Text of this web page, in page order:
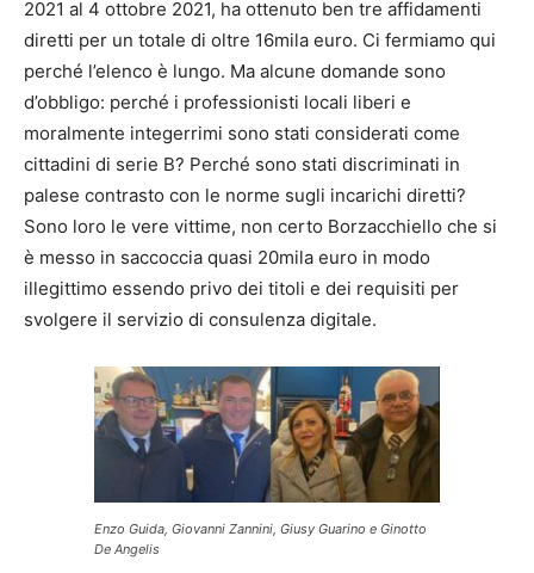
2021 al 4 ottobre 2021, ha ottenuto ben tre affidamenti
diretti per un totale di oltre 16mila euro. Ci fermiamo qui
perché l’elenco è lungo. Ma alcune domande sono
d’obbligo: perché i professionisti locali liberi e
moralmente integerrimi sono stati considerati come
cittadini di serie B? Perché sono stati discriminati in
palese contrasto con le norme sugli incarichi diretti?
Sono loro le vere vittime, non certo Borzacchiello che si
è messo in saccoccia quasi 20mila euro in modo
illegittimo essendo privo dei titoli e dei requisiti per
svolgere il servizio di consulenza digitale.
Enzo Guida, Giovanni Zannini, Giusy Guarino e Ginotto
De Angelis